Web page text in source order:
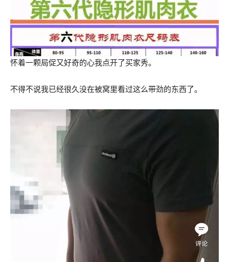
怀着一颗局促又好奇的心我点开了买家秀。
不得不说我已经很久没在被窝里看过这么带劲的东西了。